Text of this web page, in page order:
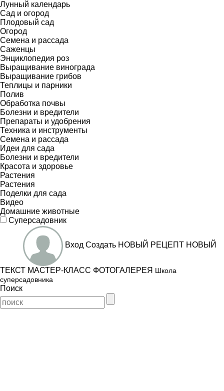
Лунный календарь
Сад и огород
Плодовый сад
Огород
Семена и рассада
Саженцы
Энциклопедия роз
Выращивание винограда
Выращивание грибов
Теплицы и парники
Полив
Обработка почвы
Болезни и вредители
Препараты и удобрения
Техника и инструменты
Семена и рассада
Идеи для сада
Болезни и вредители
Красота и здоровье
Растения
Растения
Поделки для сада
Видео
Домашние животные
Суперсадовник
Вход Создать НОВЫЙ РЕЦЕПТ НОВЫЙ
ТЕКСТ МАСТЕР-КЛАСС ФОТОГАЛЕРЕЯ Школа
суперсадовника
Поиск